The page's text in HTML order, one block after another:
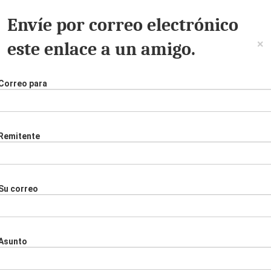
Envíe por correo electrónico
este enlace a un amigo.
×
para
correo